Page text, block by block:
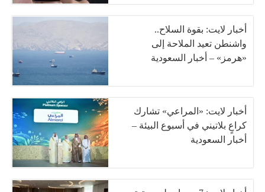
أخبار لايت: بقوة السلاح..
واشنطن تعيد الملاحة إلى
«هرمز» – أخبار السعودية
أخبار لايت: «المراعي» تشارك
كراعٍ بلاتيني في أسبوع البيئة –
أخبار السعودية